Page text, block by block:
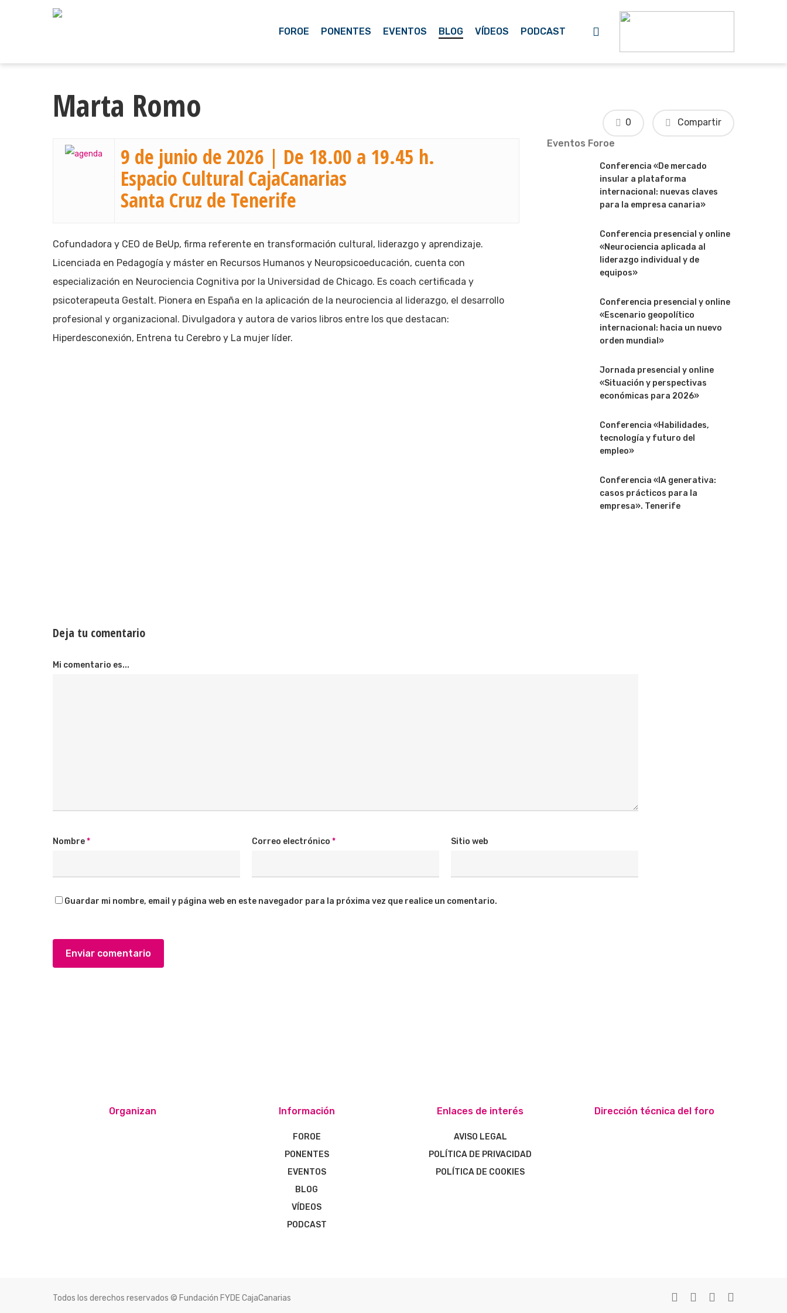
content
Pulsa enter para buscar o ESC para cerrar
FOROE PONENTES EVENTOS BLOG VÍDEOS PODCAST
Marta Romo Compartir
0
9 de junio de 2026 | De 18.00 a 19.45 h.
Espacio Cultural CajaCanarias
Santa Cruz de Tenerife
Cofundadora y CEO de BeUp, firma referente en transformación cultural, liderazgo y aprendizaje.
Licenciada en Pedagogía y máster en Recursos Humanos y Neuropsicoeducación, cuenta con
especialización en Neurociencia Cognitiva por la Universidad de Chicago. Es coach certificada y
psicoterapeuta Gestalt. Pionera en España en la aplicación de la neurociencia al liderazgo, el desarrollo
profesional y organizacional. Divulgadora y autora de varios libros entre los que destacan:
Hiperdesconexión, Entrena tu Cerebro y La mujer líder.
Eventos Foroe
Conferencia «De mercado
insular a plataforma
internacional: nuevas claves
para la empresa canaria»
Conferencia presencial y online
«Neurociencia aplicada al
liderazgo individual y de
equipos»
Conferencia presencial y online
«Escenario geopolítico
internacional: hacia un nuevo
orden mundial»
Jornada presencial y online
«Situación y perspectivas
económicas para 2026»
Conferencia «Habilidades,
tecnología y futuro del
empleo»
Conferencia «IA generativa:
casos prácticos para la
empresa». Tenerife
Deja tu comentario
Mi comentario es...
Nombre* Correo electrónico * Sitio web
Guardar mi nombre, email y página web en este navegador para la próxima vez que realice un comentario.
Organizan Información
FOROE
PONENTES
EVENTOS
BLOG
VÍDEOS
PODCAST
Enlaces de interés
AVISO LEGAL
POLÍTICA DE PRIVACIDAD
POLÍTICA DE COOKIES
Dirección técnica del foro
Todos los derechos reservados © Fundación FYDE CajaCanarias twitterfacebookyoutubeinstagram